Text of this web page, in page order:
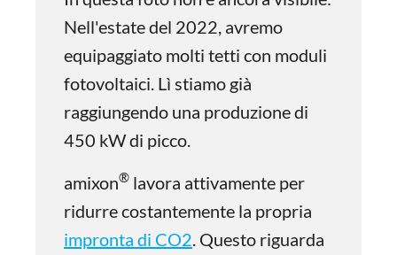
Nell'estate del 2022, avremo
equipaggiato molti tetti con moduli
fotovoltaici. Lì stiamo già
raggiungendo una produzione di
450 kW di picco.
amixon® lavora attivamente per
ridurre costantemente la propria
impronta di CO2. Questo riguarda